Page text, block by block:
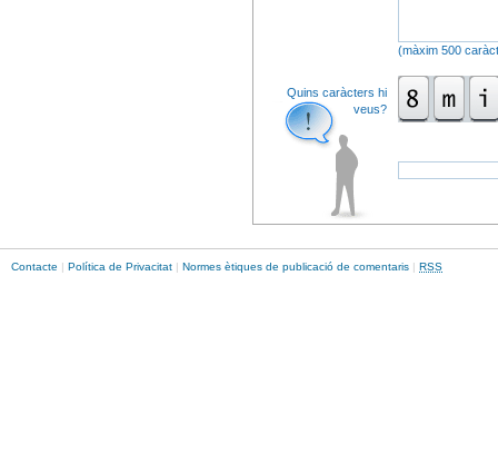
(màxim 500
Quins caràcters hi
veus?
Contacte | Política de Privacitat | Normes ètiques de publicació de comentaris | RSS